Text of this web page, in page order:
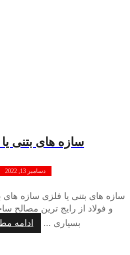
سازه های بتنی
دسامبر 13, 2022
سازه های بتنی یا فلزی سازه های
و فولاد از رایج ترین مصالح
بسیاری ...
ادامه